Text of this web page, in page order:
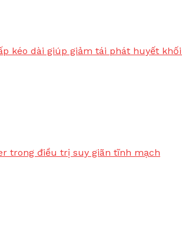
kéo dài giúp giảm tái phát huyết
trong điều trị suy giãn tĩnh mạch